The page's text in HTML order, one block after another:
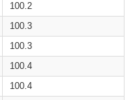
100.2
100.3
100.3
100.4
100.4